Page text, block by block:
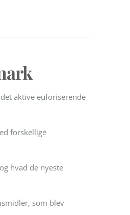
aktive euforiserende
forskellige
hvad de nyeste
som blev